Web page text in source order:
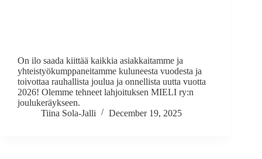
On ilo saada kiittää kaikkia asiakkaitamme ja
yhteistyökumppaneitamme kuluneesta vuodesta ja
toivottaa rauhallista joulua ja onnellista uutta vuotta
2026! Olemme tehneet lahjoituksen MIELI ry:n
joulukeräykseen.
Tiina Sola-Jalli
December 19, 2025